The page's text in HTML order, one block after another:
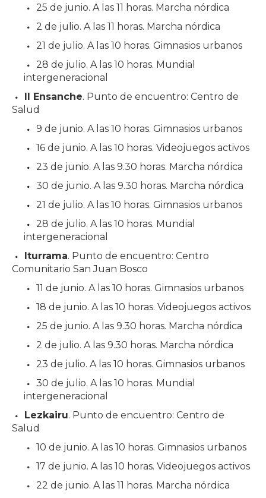
25 de junio. A las 11 horas. Marcha nórdica
2 de julio. A las 11 horas. Marcha nórdica
21 de julio. A las 10 horas. Gimnasios urbanos
28 de julio. A las 10 horas. Mundial
intergeneracional
II Ensanche. Punto de encuentro: Centro de
Salud
9 de junio. A las 10 horas. Gimnasios urbanos
16 de junio. A las 10 horas. Videojuegos activos
23 de junio. A las 9.30 horas. Marcha nórdica
30 de junio. A las 9.30 horas. Marcha nórdica
21 de julio. A las 10 horas. Gimnasios urbanos
28 de julio. A las 10 horas. Mundial
intergeneracional
Iturrama. Punto de encuentro: Centro
Comunitario San Juan Bosco
11 de junio. A las 10 horas. Gimnasios urbanos
18 de junio. A las 10 horas. Videojuegos activos
25 de junio. A las 9.30 horas. Marcha nórdica
2 de julio. A las 9.30 horas. Marcha nórdica
23 de julio. A las 10 horas. Gimnasios urbanos
30 de julio. A las 10 horas. Mundial
intergeneracional
Lezkairu. Punto de encuentro: Centro de
Salud
10 de junio. A las 10 horas. Gimnasios urbanos
17 de junio. A las 10 horas. Videojuegos activos
22 de junio. A las 11 horas. Marcha nórdica